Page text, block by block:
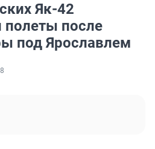
Як-42
полеты после
под Ярославлем